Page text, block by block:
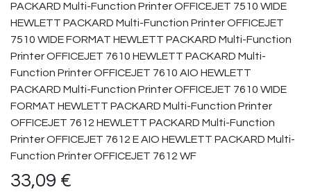
PACKARD Multi-Function Printer OFFICEJET 7510 WIDE
HEWLETT PACKARD Multi-Function Printer OFFICEJET
7510 WIDE FORMAT HEWLETT PACKARD Multi-Function
Printer OFFICEJET 7610 HEWLETT PACKARD Multi-
Function Printer OFFICEJET 7610 AIO HEWLETT
PACKARD Multi-Function Printer OFFICEJET 7610 WIDE
FORMAT HEWLETT PACKARD Multi-Function Printer
OFFICEJET 7612 HEWLETT PACKARD Multi-Function
Printer OFFICEJET 7612 E AIO HEWLETT PACKARD Multi-
Function Printer OFFICEJET 7612 WF
33,09 €